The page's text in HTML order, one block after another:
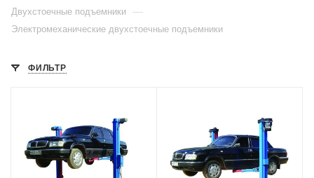
Двухстоечные подъемники —
Электромеханические двухстоечные подъемники
ФИЛЬТР